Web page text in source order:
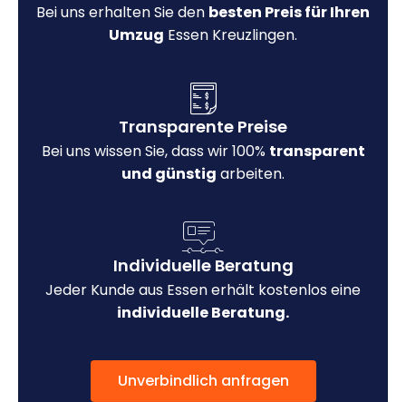
Bei uns erhalten Sie den besten Preis für Ihren
Umzug Essen Kreuzlingen.
Transparente Preise
Bei uns wissen Sie, dass wir 100% transparent
und günstig arbeiten.
Individuelle Beratung
Jeder Kunde aus Essen erhält kostenlos eine
individuelle Beratung.
Unverbindlich anfragen